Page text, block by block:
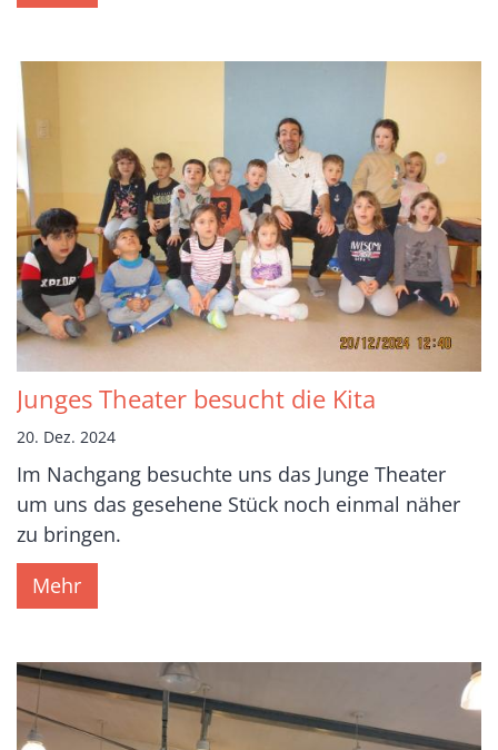
Junges Theater besucht die Kita
20. Dez. 2024
Im Nachgang besuchte uns das Junge Theater
um uns das gesehene Stück noch einmal näher
zu bringen.
Mehr